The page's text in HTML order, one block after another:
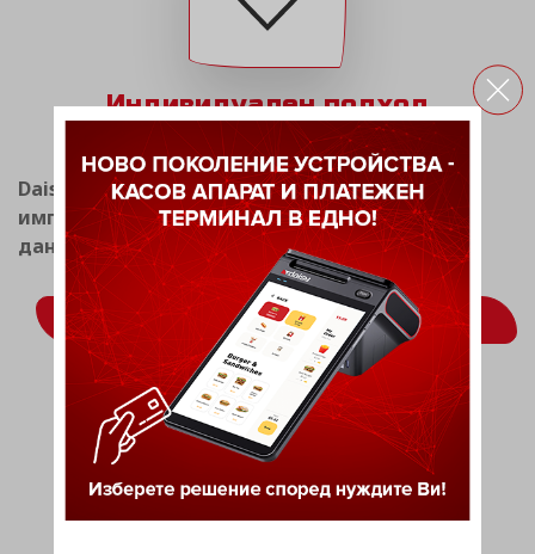
Индивидуален подход
Daisy Tech има опит в разработката и
имплементацията на системи за фискален и
данъчен мениджмънт.
ВИЖ ОЩЕ